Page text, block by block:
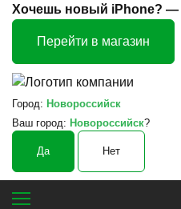
Хочешь новый iPhone? —
Перейти в магазин
Город: Новороссийск
Ваш город: Новороссийск?
Да Нет